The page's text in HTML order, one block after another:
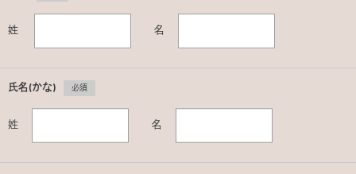
姓 名
氏名(かな) 必須
姓 名